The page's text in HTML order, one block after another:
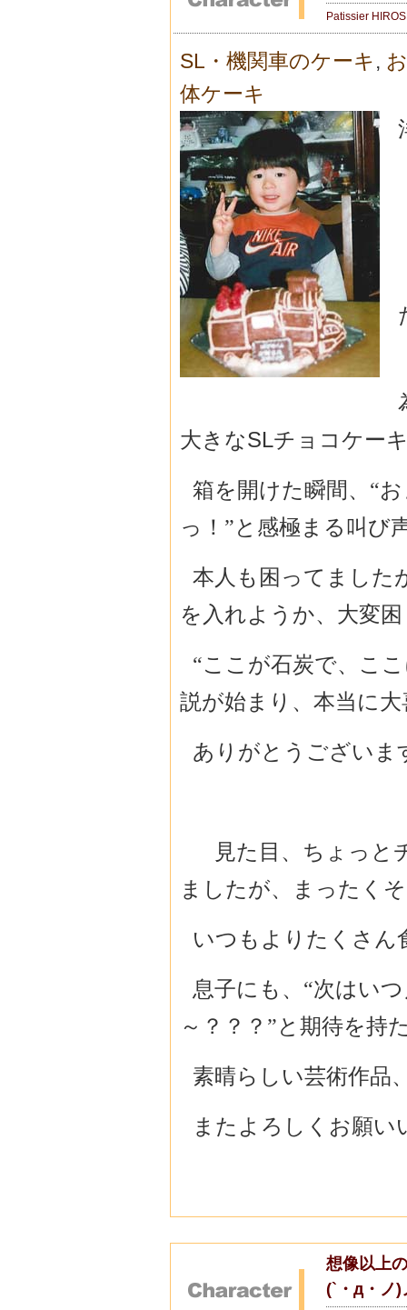
Patissier
SL・機関車のケーキ ,
体ケーキ
大きなSLチョコケー
箱を開けた瞬間、“
っ！”と感極まる叫び
本人も困ってました
を入れようか、大変
“ここが石炭で、こ
説が始まり、本当に
ありがとうございま
見た目、ちょっと
ましたが、まったく
いつもよりたくさん
息子にも、“次はい
～？？？”と期待を持
素晴らしい芸術作品
またよろしくお願い
想像以上
(`・д・ノ)